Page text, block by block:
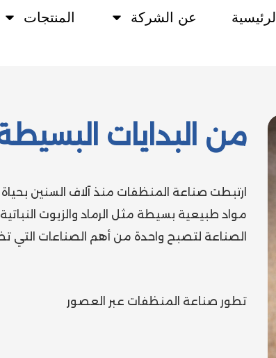
الرئيسية عن الشركة المنتجات
من البدايات
ارتبطت صناعة المنظفات منذ آلاف السنين
مواد طبيعية بسيطة مثل الرماد والزيوت
الصناعة لتصبح واحدة من أهم الصناعات التي
تطور صناعة المنظفات عبر العصور